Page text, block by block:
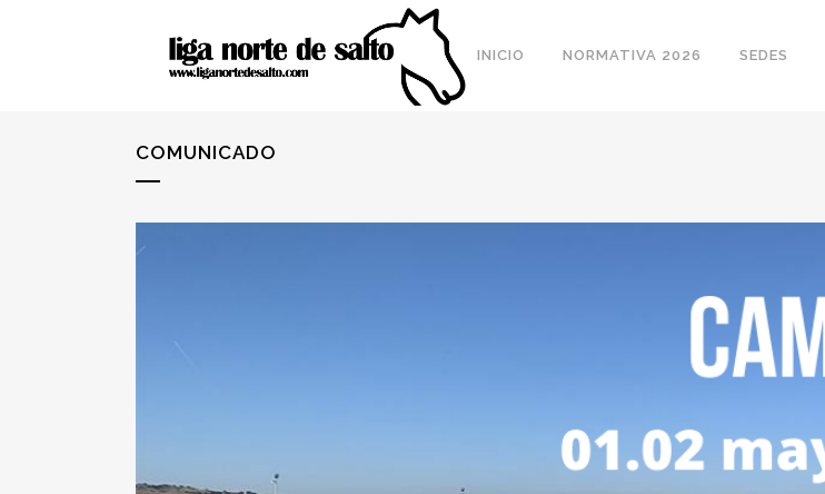
INICIO NORMATIVA 2026 SEDES
COMUNICADO